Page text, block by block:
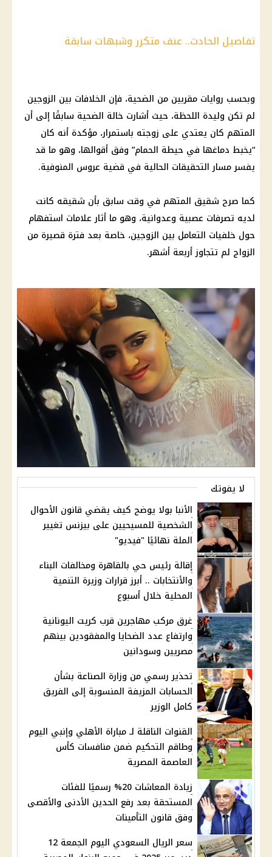
تفاصيل الحادث.. عنف متكرر وشبهات سابقة
وبحسب روايات مقربين من الضحية، فإن الخلافات بين الزوجين
لم تكن وليدة اللحظة، حيث أشارت خالة الضحية سابقًا إلى أن
المتهم كان يعتدي على زوجته باستمرار، مؤكدة أنه كان
“يخبط دماغها في حيطة الحمام” وفق أقوالها، وهو ما قد
يفسر مسار التحقيقات الحالية في قضية عروس المنوفية.
كما صرح شقيق المتهم في وقت سابق بأن شقيقه كانت
لديه تصرفات عصبية وعدوانية، وهو ما أثار علامات استفهام
حول خلفيات التعامل بين الزوجين، خاصة بعد فترة قصيرة من
الزواج لم تتجاوز أربعة أشهر.
لا يفوتك
الأنبا بولا يوضح كيف يقضي قانون الأحوال
الشخصية للمسيحيين على بيزنس تغيير
الملة نهائيًا "فيديو"
إقالة رئيس حي بالقاهرة ومخالفات البناء
والأنتخابات .. أبرز قرارات وزيرة التنمية
المحلية خلال أسبوع
غرق مركب مهاجرين قرب كريت اليونانية
وارتفاع عدد الضحايا والمفقودين بينهم
مصريين وسودانين
تحذير رسمي من وزارة الصناعة بشأن
الحسابات المزيفة المنسوبة إلى الفريق
كامل الوزير
القنوات الناقلة لـ مباراة الأهلي وإنبي اليوم
وطاقم التحكيم ضمن منافسات كأس
العاصمة المصرية
زيادة المعاشات 20% رسميًا للفئات
المستحقة بعد رفع الحدين الأدنى والأقصى
وفق قانون التأمينات
سعر الريال السعودي اليوم الجمعة 12